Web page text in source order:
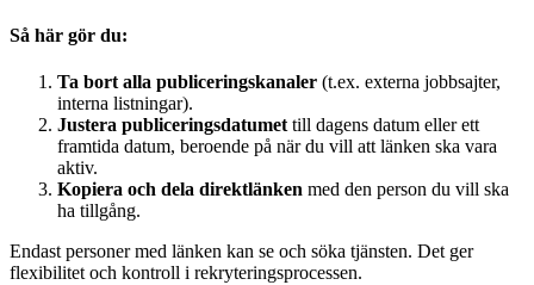
Så här gör du:
Ta bort alla publiceringskanaler (t.ex. externa jobbsajter,
interna listningar).
Justera publiceringsdatumet till dagens datum eller ett
framtida datum, beroende på när du vill att länken ska vara
aktiv.
Kopiera och dela direktlänken med den person du vill ska
ha tillgång.
Endast personer med länken kan se och söka tjänsten. Det ger
flexibilitet och kontroll i rekryteringsprocessen.